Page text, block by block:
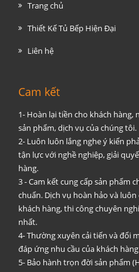
Trang chủ
Thiết Kế Tủ Bếp Hiện Đại
Liên hệ
Cam kết
1- Hoàn lại tiền cho khách
sản phẩm, dịch vụ của chúng tôi.
2- Luôn luôn lắng nghe ý kiến
tận lực với nghề nghiệp, giải
hàng.
3 - Cam kết cung cấp sản phẩm
chuẩn. Dịch vụ hoàn hảo và
khách hàng, thi công chuyên
nhất.
4- Thường xuyên cải tiến và đổi
đáp ứng nhu cầu của khách
5- Bảo hành trọn đời sản phẩm